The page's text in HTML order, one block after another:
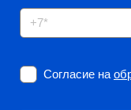
Согласие на